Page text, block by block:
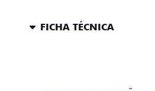
FICHA TÉCNICA